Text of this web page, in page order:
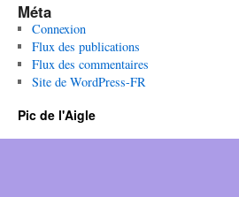
Méta
Connexion
Flux des publications
Flux des commentaires
Site de WordPress-FR
Pic de l'Aigle